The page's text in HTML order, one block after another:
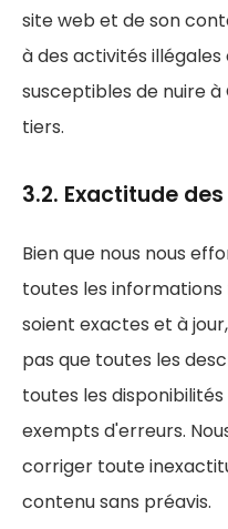
site web et de son
à des activités illégales
susceptibles de nuire à
tiers.
3.2. Exactitude
Bien que nous nous
toutes les
soient exactes et à
pas que toutes les
toutes les
exempts d'erreurs.
corriger toute
contenu sans préavis.